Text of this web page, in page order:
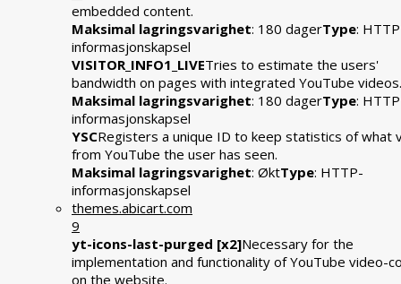
embedded content.
Maksimal lagringsvarighet: 180 dagerType:
informasjonskapsel
VISITOR_INFO1_LIVETries to estimate the users'
bandwidth on pages with integrated YouTube videos.
Maksimal lagringsvarighet: 180 dagerType:
informasjonskapsel
YSCRegisters a unique ID to keep statistics of what
from YouTube the user has seen.
Maksimal lagringsvarighet: ØktType: HTTP-
informasjonskapsel
themes.abicart.com
9
yt-icons-last-purged [x2]Necessary for the
implementation and functionality of YouTube video-
on the website.